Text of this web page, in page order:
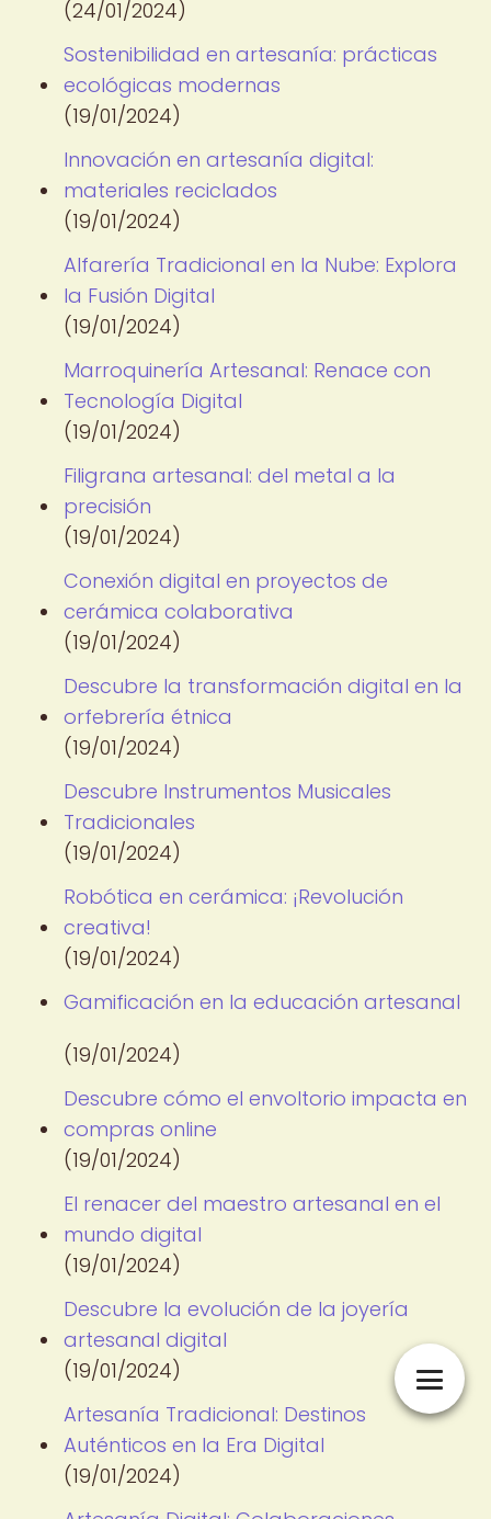
(24/01/2024)
Sostenibilidad en artesanía: prácticas
ecológicas modernas
(19/01/2024)
Innovación en artesanía digital:
materiales reciclados
(19/01/2024)
Alfarería Tradicional en la Nube: Explora
la Fusión Digital
(19/01/2024)
Marroquinería Artesanal: Renace con
Tecnología Digital
(19/01/2024)
Filigrana artesanal: del metal a la
precisión
(19/01/2024)
Conexión digital en proyectos de
cerámica colaborativa
(19/01/2024)
Descubre la transformación digital en la
orfebrería étnica
(19/01/2024)
Descubre Instrumentos Musicales
Tradicionales
(19/01/2024)
Robótica en cerámica: ¡Revolución
creativa!
(19/01/2024)
Gamificación en la educación artesanal
(19/01/2024)
Descubre cómo el envoltorio impacta en
compras online
(19/01/2024)
El renacer del maestro artesanal en el
mundo digital
(19/01/2024)
Descubre la evolución de la joyería
artesanal digital
(19/01/2024)
Artesanía Tradicional: Destinos
Auténticos en la Era Digital
(19/01/2024)